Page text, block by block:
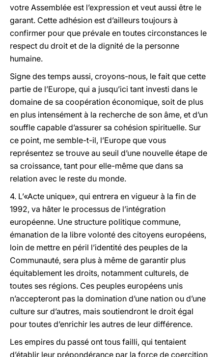
votre Assemblée est l’expression et veut aussi être le
garant. Cette adhésion est d’ailleurs toujours à
confirmer pour que prévale en toutes circonstances le
respect du droit et de la dignité de la personne
humaine.
Signe des temps aussi, croyons-nous, le fait que cette
partie de l’Europe, qui a jusqu’ici tant investi dans le
domaine de sa coopération économique, soit de plus
en plus intensément à la recherche de son âme, et d’un
souffle capable d’assurer sa cohésion spirituelle. Sur
ce point, me semble-t-il, l’Europe que vous
représentez se trouve au seuil d’une nouvelle étape de
sa croissance, tant pour elle-même que dans sa
relation avec le reste du monde.
4. L’«Acte unique», qui entrera en vigueur à la fin de
1992, va hâter le processus de l’intégration
européenne. Une structure politique commune,
émanation de la libre volonté des citoyens européens,
loin de mettre en péril l’identité des peuples de la
Communauté, sera plus à même de garantir plus
équitablement les droits, notamment culturels, de
toutes ses régions. Ces peuples européens unis
n’accepteront pas la domination d’une nation ou d’une
culture sur d’autres, mais soutiendront le droit égal
pour toutes d’enrichir les autres de leur différence.
Les empires du passé ont tous failli, qui tentaient
d’établir leur prépondérance par la force de coercition